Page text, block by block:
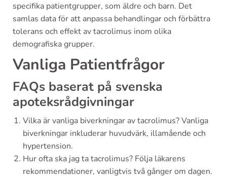
specifika patientgrupper, som äldre och barn. Det
samlas data för att anpassa behandlingar och förbättra
tolerans och effekt av tacrolimus inom olika
demografiska grupper.
Vanliga Patientfrågor
FAQs baserat på svenska
apoteksrådgivningar
Vilka är vanliga biverkningar av tacrolimus? Vanliga
biverkningar inkluderar huvudvärk, illamående och
hypertension.
Hur ofta ska jag ta tacrolimus? Följa läkarens
rekommendationer, vanligtvis två gånger om dagen.